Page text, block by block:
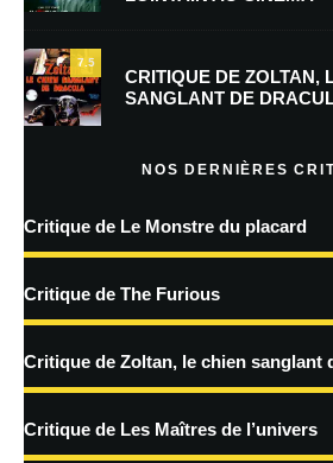
mon prochain commentaire.
Prévenez-moi de tous les nouveaux
Prévenez-moi de tous les nouveaux articles par
traitées
7.5
CRITIQUE DE ZOLTAN,
SANGLANT DE
NOS DERNIÈRES
Critique de Le Monstre du placard
Critique de The Furious
Critique de Zoltan, le chien sanglant
Critique de Les Maîtres de l’univers